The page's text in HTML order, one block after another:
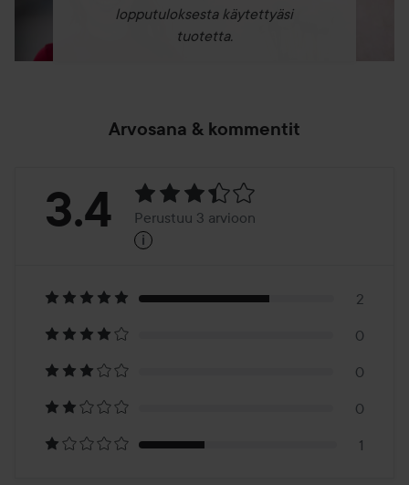
lopputuloksesta käytettyäsi
tuotetta.
Arvosana & kommentit
Arvosana:
Perustuu
3
arvioon
3.4 Perustuu 3 arvioon
i
2
0
0
0
1